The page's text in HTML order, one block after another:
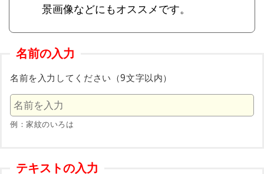
景画像などにもオススメです。
名前の入力
名前を入力してください（9文字以内）
例：家紋のいろは
テキストの入力